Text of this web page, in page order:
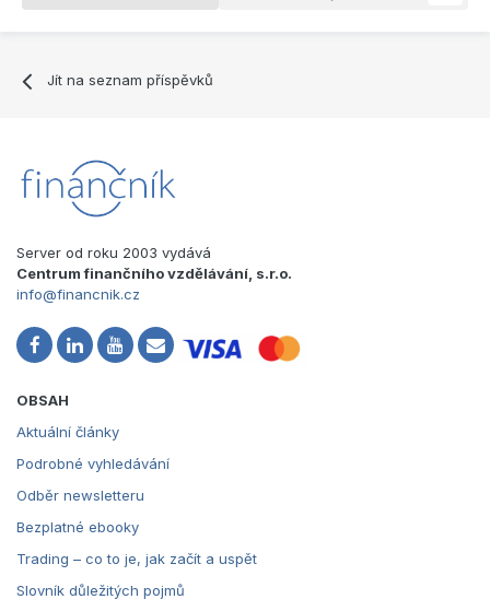
Jít na seznam příspěvků
Server od roku 2003 vydává
Centrum finančního vzdělávání, s.r.o.
info@financnik.cz
OBSAH
Aktuální články
Podrobné vyhledávání
Odběr newsletteru
Bezplatné ebooky
Trading – co to je, jak začít a uspět
Slovník důležitých pojmů